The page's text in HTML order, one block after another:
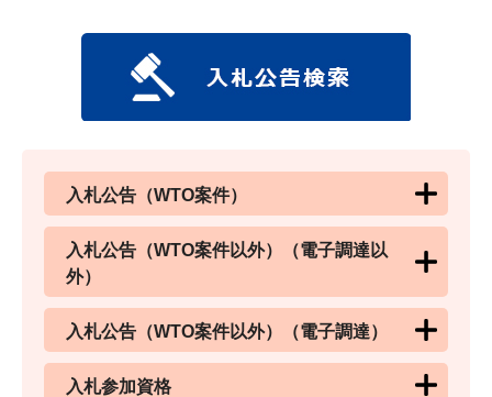
入札公告（WTO案件）
入札公告（WTO案件以外）（電子調達以
外）
入札公告（WTO案件以外）（電子調達）
入札参加資格